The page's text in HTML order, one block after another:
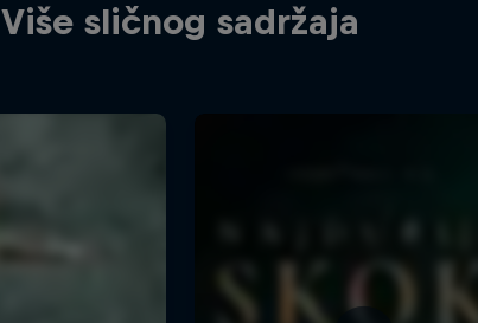
Više sličnog sadržaja